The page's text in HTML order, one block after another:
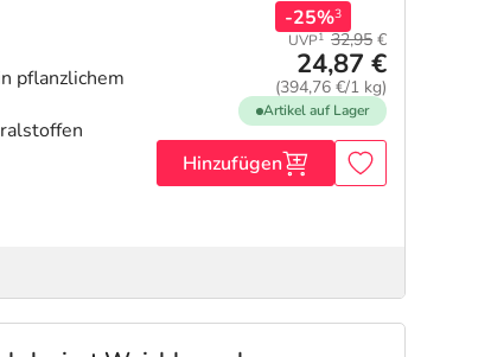
pflanzlichem
UVP1 32,95 €
24,87 €
(394,76 €/1 kg)
-25%3
Artikel auf Lager
Hinzufügen